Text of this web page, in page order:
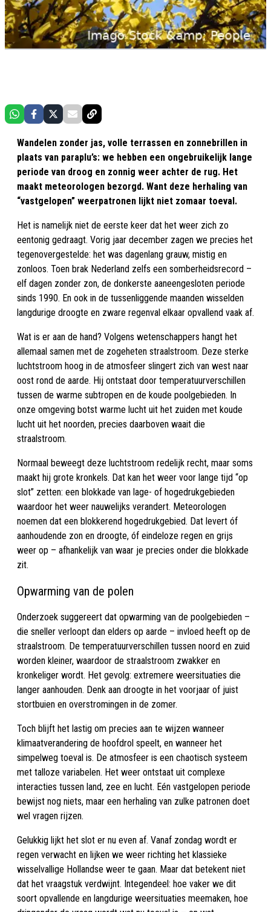
Wandelen zonder jas, volle terrassen en zonnebrillen in
plaats van paraplu’s: we hebben een ongebruikelijk lange
periode van droog en zonnig weer achter de rug. Het
maakt meteorologen bezorgd. Want deze herhaling van
“vastgelopen” weerpatronen lijkt niet zomaar toeval.
Het is namelijk niet de eerste keer dat het weer zich zo
eentonig gedraagt. Vorig jaar december zagen we precies het
tegenovergestelde: het was dagenlang grauw, mistig en
zonloos. Toen brak Nederland zelfs een somberheidsrecord –
elf dagen zonder zon, de donkerste aaneengesloten periode
sinds 1990. En ook in de tussenliggende maanden wisselden
langdurige droogte en zware regenval elkaar opvallend vaak af.
Wat is er aan de hand? Volgens wetenschappers hangt het
allemaal samen met de zogeheten straalstroom. Deze sterke
luchtstroom hoog in de atmosfeer slingert zich van west naar
oost rond de aarde. Hij ontstaat door temperatuurverschillen
tussen de warme subtropen en de koude poolgebieden. In
onze omgeving botst warme lucht uit het zuiden met koude
lucht uit het noorden, precies daarboven waait die
straalstroom.
Normaal beweegt deze luchtstroom redelijk recht, maar soms
maakt hij grote kronkels. Dat kan het weer voor lange tijd “op
slot” zetten: een blokkade van lage- of hogedrukgebieden
waardoor het weer nauwelijks verandert. Meteorologen
noemen dat een blokkerend hogedrukgebied. Dat levert óf
aanhoudende zon en droogte, óf eindeloze regen en grijs
weer op – afhankelijk van waar je precies onder die blokkade
zit.
Opwarming van de polen
Onderzoek suggereert dat opwarming van de poolgebieden –
die sneller verloopt dan elders op aarde – invloed heeft op de
straalstroom. De temperatuurverschillen tussen noord en zuid
worden kleiner, waardoor de straalstroom zwakker en
kronkeliger wordt. Het gevolg: extremere weersituaties die
langer aanhouden. Denk aan droogte in het voorjaar of juist
stortbuien en overstromingen in de zomer.
Toch blijft het lastig om precies aan te wijzen wanneer
klimaatverandering de hoofdrol speelt, en wanneer het
simpelweg toeval is. De atmosfeer is een chaotisch systeem
met talloze variabelen. Het weer ontstaat uit complexe
interacties tussen land, zee en lucht. Eén vastgelopen periode
bewijst nog niets, maar een herhaling van zulke patronen doet
wel vragen rijzen.
Gelukkig lijkt het slot er nu even af. Vanaf zondag wordt er
regen verwacht en lijken we weer richting het klassieke
wisselvallige Hollandse weer te gaan. Maar dat betekent niet
dat het vraagstuk verdwijnt. Integendeel: hoe vaker we dit
soort opvallende en langdurige weersituaties meemaken, hoe